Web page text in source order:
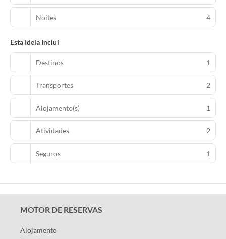
Noites 4
Esta Ideia Inclui
Destinos 1
Transportes 2
Alojamento(s) 1
Atividades 2
Seguros 1
MOTOR DE RESERVAS
Alojamento